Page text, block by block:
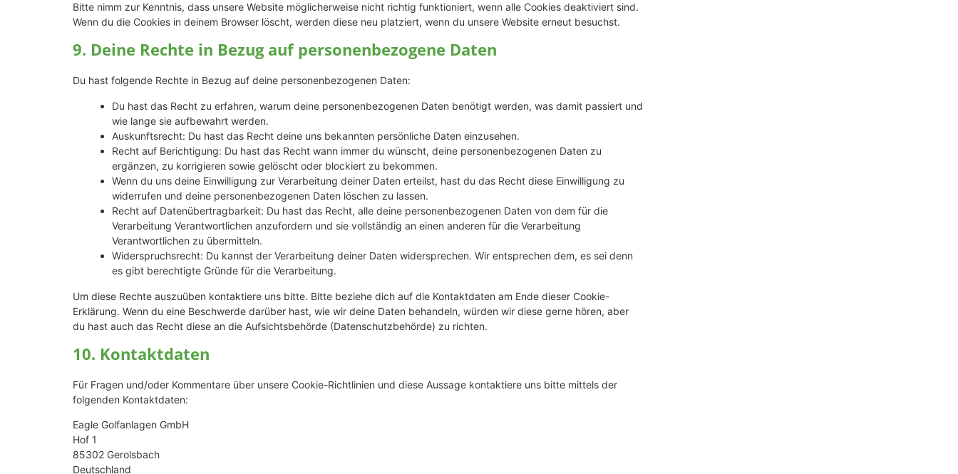
Bitte nimm zur Kenntnis, dass unsere Website möglicherweise nicht richtig funktioniert, wenn alle Cookies deaktiviert sind.
Wenn du die Cookies in deinem Browser löscht, werden diese neu platziert, wenn du unsere Website erneut besuchst.
9. Deine Rechte in Bezug auf personenbezogene Daten
Du hast folgende Rechte in Bezug auf deine personenbezogenen Daten:
Du hast das Recht zu erfahren, warum deine personenbezogenen Daten benötigt werden, was damit passiert und
wie lange sie aufbewahrt werden.
Auskunftsrecht: Du hast das Recht deine uns bekannten persönliche Daten einzusehen.
Recht auf Berichtigung: Du hast das Recht wann immer du wünscht, deine personenbezogenen Daten zu
ergänzen, zu korrigieren sowie gelöscht oder blockiert zu bekommen.
Wenn du uns deine Einwilligung zur Verarbeitung deiner Daten erteilst, hast du das Recht diese Einwilligung zu
widerrufen und deine personenbezogenen Daten löschen zu lassen.
Recht auf Datenübertragbarkeit: Du hast das Recht, alle deine personenbezogenen Daten von dem für die
Verarbeitung Verantwortlichen anzufordern und sie vollständig an einen anderen für die Verarbeitung
Verantwortlichen zu übermitteln.
Widerspruchsrecht: Du kannst der Verarbeitung deiner Daten widersprechen. Wir entsprechen dem, es sei denn
es gibt berechtigte Gründe für die Verarbeitung.
Um diese Rechte auszuüben kontaktiere uns bitte. Bitte beziehe dich auf die Kontaktdaten am Ende dieser Cookie-
Erklärung. Wenn du eine Beschwerde darüber hast, wie wir deine Daten behandeln, würden wir diese gerne hören, aber
du hast auch das Recht diese an die Aufsichtsbehörde (Datenschutzbehörde) zu richten.
10. Kontaktdaten
Für Fragen und/oder Kommentare über unsere Cookie-Richtlinien und diese Aussage kontaktiere uns bitte mittels der
folgenden Kontaktdaten:
Eagle Golfanlagen GmbH
Hof 1
85302 Gerolsbach
Deutschland